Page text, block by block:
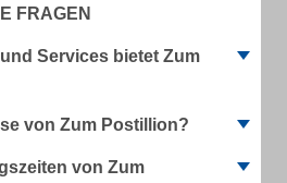
FRAGEN
Services bietet Zum
von Zum Postillion?
von Zum